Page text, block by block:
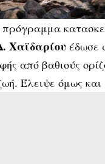
Χαϊδαρίουέδωσε
από βαθιούς
Έλειψε όμως